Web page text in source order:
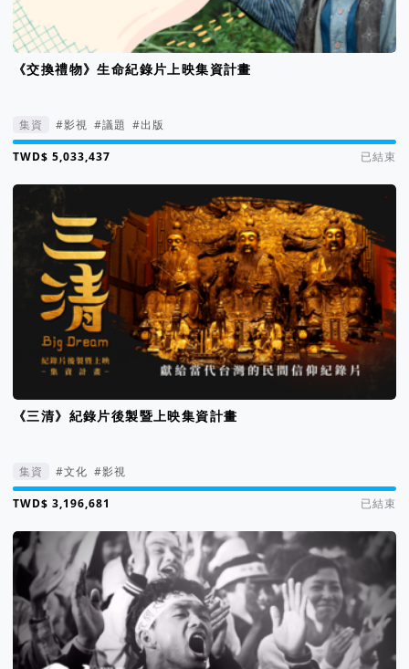
《交換禮物》生命紀錄片上映集資計畫
集資 #影視 #議題 #出版
集資進度 5040%
已結束
《三清》紀錄片後製暨上映集資計畫
集資 #文化 #影視
集資進度 161%
已結束